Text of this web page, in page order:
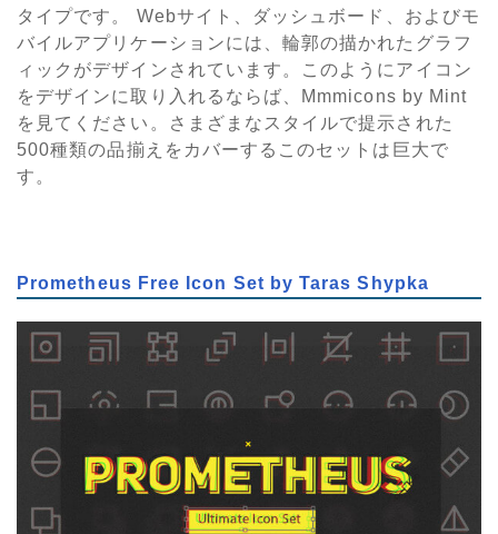
タイプです。 Webサイト、ダッシュボード、およびモ
バイルアプリケーションには、輪郭の描かれたグラフ
ィックがデザインされています。このようにアイコン
をデザインに取り入れるならば、Mmmicons by Mint
を見てください。さまざまなスタイルで提示された
500種類の品揃えをカバーするこのセットは巨大で
す。
Prometheus Free Icon Set by Taras Shypka